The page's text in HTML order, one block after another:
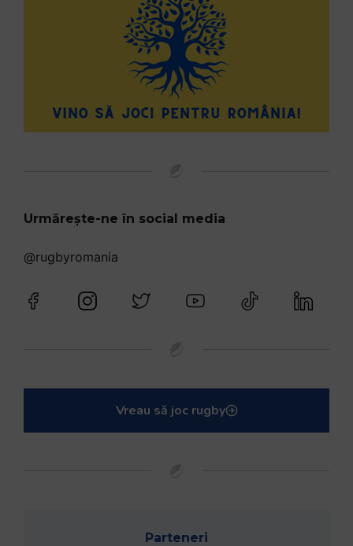
Urmărește-ne în social media
@rugbyromania
Vreau să joc rugby
Parteneri